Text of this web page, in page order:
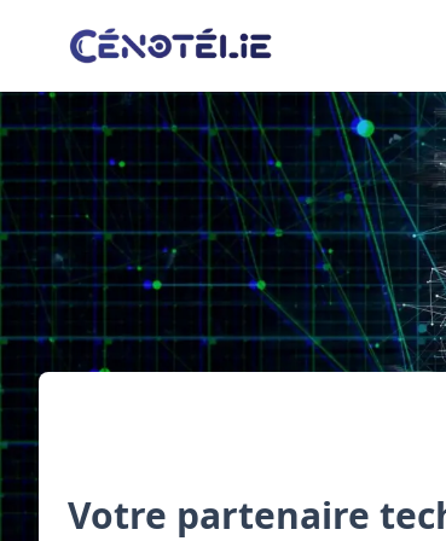
Votre partenaire